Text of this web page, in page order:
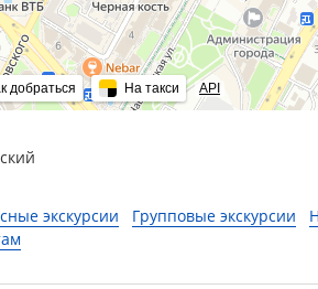
добраться На такси API
экскурсии Групповые экскурсии